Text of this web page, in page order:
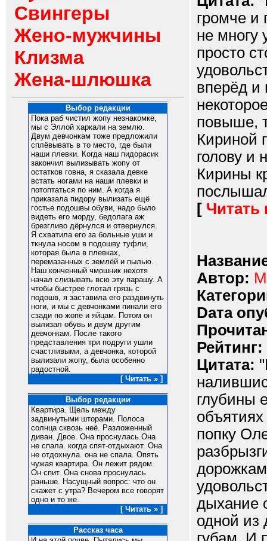
Свингеры
Жено-мужчины
Клизма
Жена-шлюшка
Выбор редакции
Пока раб чистил жопу незнакомке,
мы с Эллой харкали на землю.
Двум девчонкам тоже предложили
сплёвывать в то место, где были
наши плевки. Когда наш пидорасик
закончил вылизывать жопу от
остатков говна, я сказала девке
встать ногами на наши плевки и
потоптаться по ним. А когда я
приказала пидору вылизать ещё
гостье подошвы обуви, надо было
видеть его морду, бедолага аж
брезгливо дёрнулся и отвернулся.
Я схватила его за больные уши и
ткнула носом в подошву туфли,
которая была в плевках,
перемазанных с землёй и пылью.
Наш конченный чмошник нехотя
начал слизывать всю эту парашу. А
чтобы быстрее глотал грязь с
подошв, я заставила его раздвинуть
ноги, и мы с девчонками пинали его
сзади по жопе и яйцам. Потом он
вылизал обувь и двум другим
девчонкам. После такого
представления три подруги ушли
счастливыми, а девчонка, которой
вылизали жопу, была особенно
радостной.
[ Читать » ]
Выбор редакции
Квартира. Щель между
задвинутыми шторами. Полоса
солнца сквозь неё. Разложенный
диван. Двое. Она проснулась.Она
не спала. когда спят-отдыхают. Она
не отдохнула. она не спала. Опять
чужая квартира. Он лежит рядом.
Он спит. Она снова проснулась
раньше. Насущный вопрос: что он
скажет с утра? Вечером все говорят
одно и то же.
[ Читать » ]
Рассказ часа
громче и
не многу
просто
вперёд и
повыше,
Кириной
голову и
Кирины
[ Читать
Автор:
Dата
Рейтинг:
Цитата:
глубины
попку
дыхание
одной из